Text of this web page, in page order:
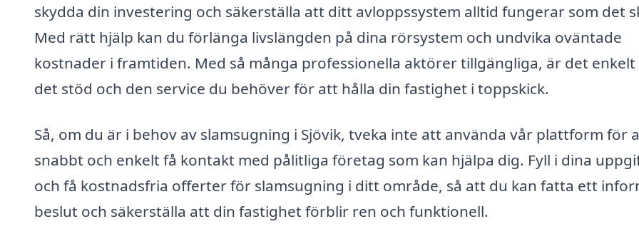
skydda din investering och säkerställa att ditt avloppssystem alltid fungerar som det
Med rätt hjälp kan du förlänga livslängden på dina rörsystem och undvika oväntade
kostnader i framtiden. Med så många professionella aktörer tillgängliga, är det enkelt
det stöd och den service du behöver för att hålla din fastighet i toppskick.
Så, om du är i behov av slamsugning i Sjövik, tveka inte att använda vår plattform för
snabbt och enkelt få kontakt med pålitliga företag som kan hjälpa dig. Fyll i dina
och få kostnadsfria offerter för slamsugning i ditt område, så att du kan fatta ett
beslut och säkerställa att din fastighet förblir ren och funktionell.